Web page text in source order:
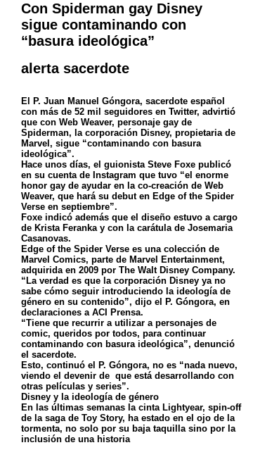
Con Spiderman gay Disney
sigue contaminando con
“basura ideológica”
alerta sacerdote
El P. Juan Manuel Góngora, sacerdote español
con más de 52 mil seguidores en Twitter, advirtió
que con Web Weaver, personaje gay de
Spiderman, la corporación Disney, propietaria de
Marvel, sigue “contaminando con basura
ideológica”.
Hace unos días, el guionista Steve Foxe publicó
en su cuenta de Instagram que tuvo “el enorme
honor gay de ayudar en la co-creación de Web
Weaver, que hará su debut en Edge of the Spider
Verse en septiembre”.
Foxe indicó además que el diseño estuvo a cargo
de Krista Feranka y con la carátula de Josemaria
Casanovas.
Edge of the Spider Verse es una colección de
Marvel Comics, parte de Marvel Entertainment,
adquirida en 2009 por The Walt Disney Company.
“La verdad es que la corporación Disney ya no
sabe cómo seguir introduciendo la ideología de
género en su contenido”, dijo el P. Góngora, en
declaraciones a ACI Prensa.
“Tiene que recurrir a utilizar a personajes de
comic, queridos por todos, para continuar
contaminando con basura ideológica”, denunció
el sacerdote.
Esto, continuó el P. Góngora, no es “nada nuevo,
viendo el devenir de que está desarrollando con
otras películas y series”.
Disney y la ideología de género
En las últimas semanas la cinta Lightyear, spin-off
de la saga de Toy Story, ha estado en el ojo de la
tormenta, no solo por su baja taquilla sino por la
inclusión de una historia